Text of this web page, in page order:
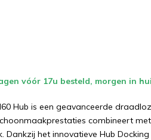
vóór 17u besteld, morgen in
Hub is een geavanceerde
combineert
Dankzij het innovatieve Hub